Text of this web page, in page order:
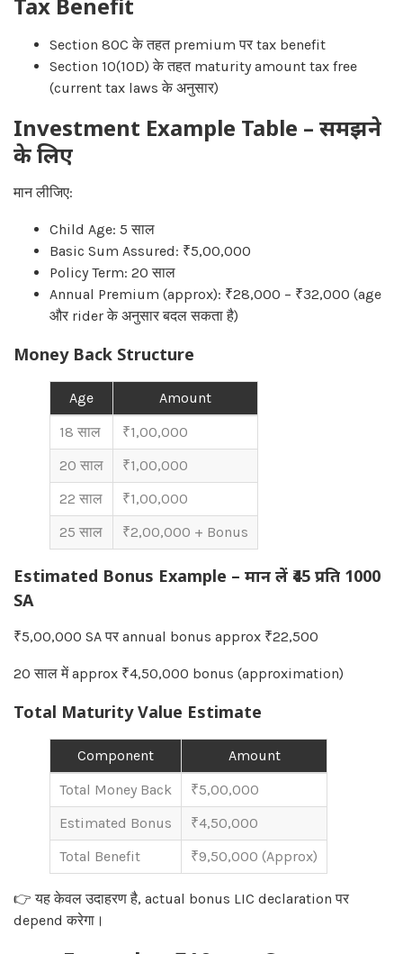
Section 80C के तहत premium पर tax benefit
Section 10(10D) के तहत maturity amount tax free
(current tax laws के अनुसार)
Investment Example Table – समझने
के लिए
मान लीजिए:
Child Age: 5 साल
Basic Sum Assured: ₹5,00,000
Policy Term: 20 साल
Annual Premium (approx): ₹28,000 – ₹32,000 (age
और rider के अनुसार बदल सकता है)
Money Back Structure
Age
Amount
18 साल
₹1,00,000
20 साल
₹1,00,000
22 साल
₹1,00,000
25 साल
₹2,00,000 + Bonus
Estimated Bonus Example – मान लें ₹45 प्रति 1000
SA
₹5,00,000 SA पर annual bonus approx ₹22,500
20 साल में approx ₹4,50,000 bonus (approximation)
Total Maturity Value Estimate
Component
Amount
Total Money Back
₹5,00,000
Estimated Bonus
₹4,50,000
Total Benefit
₹9,50,000 (Approx)
👉 यह केवल उदाहरण है, actual bonus LIC declaration पर
depend करेगा।